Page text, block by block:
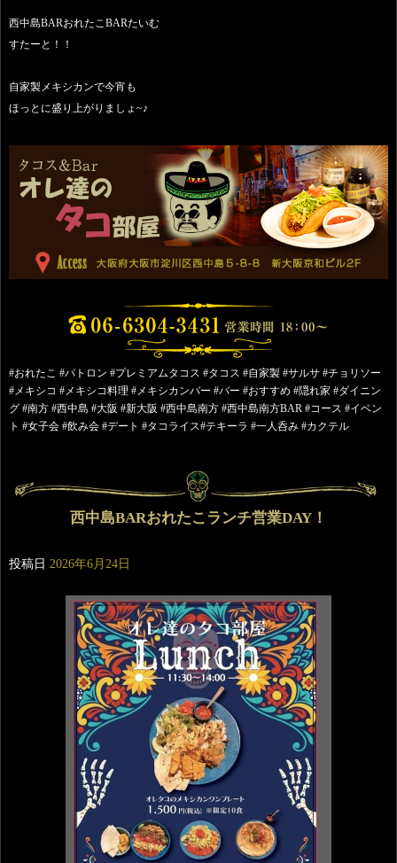
西中島BARおれたこBARたいむ
すたーと！！
自家製メキシカンで今宵も
ほっとに盛り上がりましょ~♪
#おれたこ #パトロン #プレミアムタコス #タコス #自家製 #サルサ #チョリソー
#メキシコ #メキシコ料理 #メキシカンバー #バー #おすすめ #隠れ家 #ダイニン
グ #南方 #西中島 #大阪 #新大阪 #西中島南方 #西中島南方BAR #コース #イベン
ト #女子会 #飲み会 #デート #タコライス#テキーラ #一人呑み #カクテル
西中島BARおれたこランチ営業DAY！
投稿日 2026年6月24日